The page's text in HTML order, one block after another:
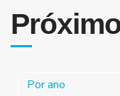
Por ano